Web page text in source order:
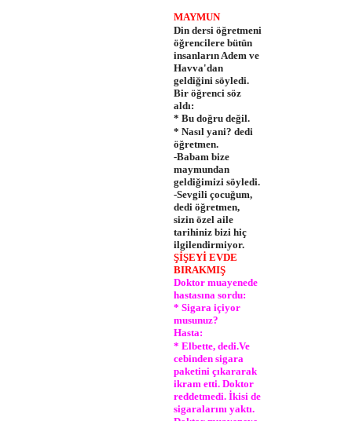
MAYMUN
Din dersi öğretmeni
öğrencile­re bütün
insanların Adem ve
Hav­va'dan
geldiğini söyledi.
Bir öğrenci söz
aldı:
* Bu doğru değil.
* Nasıl yani? dedi
öğretmen.
-Babam bize
maymundan
geldiğimizi söyledi.
-Sevgili çocuğum,
dedi öğretmen,
sizin özel aile
tarihiniz bizi hiç
ilgilendirmiyor.
ŞİŞEYİ EVDE
BIRAKMIŞ
Doktor muayenede
hastasına sordu:
* Sigara içiyor
musunuz?
Hasta:
* Elbette, dedi.Ve
cebinden sigara
paketini çıkararak
ikram etti. Doktor
reddetmedi. İkisi de
sigaralarını yaktı.